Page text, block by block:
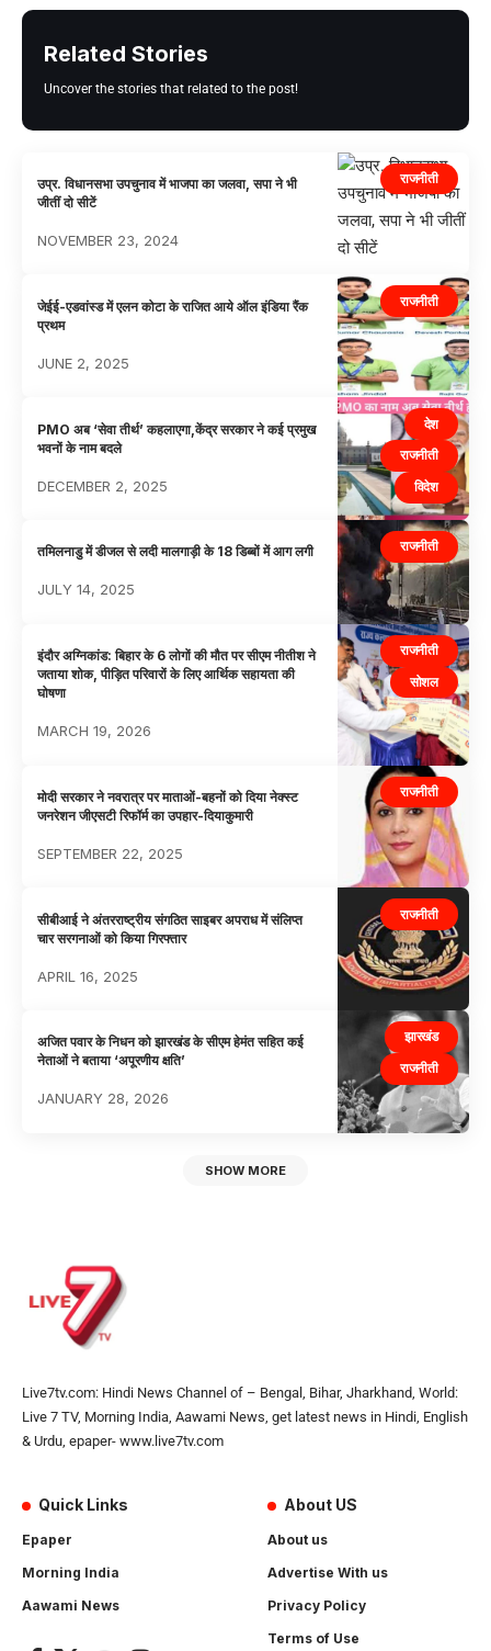
Related Stories
Uncover the stories that related to the post!
राजनीती
उप्र. विधानसभा उपचुनाव में भाजपा का जलवा, सपा ने भी
जीतीं दो सीटें
NOVEMBER 23, 2024
राजनीती
जेईई-एडवांस्ड में एलन कोटा के राजित आये ऑल इंडिया रैंक
प्रथम
JUNE 2, 2025
देश
राजनीती
विदेश
PMO अब ‘सेवा तीर्थ’ कहलाएगा,केंद्र सरकार ने कई प्रमुख
भवनों के नाम बदले
DECEMBER 2, 2025
राजनीती
तमिलनाडु में डीजल से लदी मालगाड़ी के 18 डिब्बों में आग लगी
JULY 14, 2025
राजनीती
सोशल
इंदौर अग्निकांड: बिहार के 6 लोगों की मौत पर सीएम नीतीश ने
जताया शोक, पीड़ित परिवारों के लिए आर्थिक सहायता की
घोषणा
MARCH 19, 2026
राजनीती
मोदी सरकार ने नवरात्र पर माताओं-बहनों को दिया नेक्स्ट
जनरेशन जीएसटी रिफॉर्म का उपहार-दियाकुमारी
SEPTEMBER 22, 2025
राजनीती
सीबीआई ने अंतरराष्ट्रीय संगठित साइबर अपराध में संलिप्त
चार सरगनाओं को किया गिरफ्तार
APRIL 16, 2025
झारखंड
राजनीती
अजित पवार के निधन को झारखंड के सीएम हेमंत सहित कई
नेताओं ने बताया ‘अपूरणीय क्षति’
JANUARY 28, 2026
SHOW MORE
Live7tv.com: Hindi News Channel of – Bengal, Bihar, Jharkhand, World:
Live 7 TV, Morning India, Aawami News, get latest news in Hindi, English
& Urdu, epaper- www.live7tv.com
Quick Links
Epaper
Morning India
Aawami News
About US
About us
Advertise With us
Privacy Policy
Terms of Use